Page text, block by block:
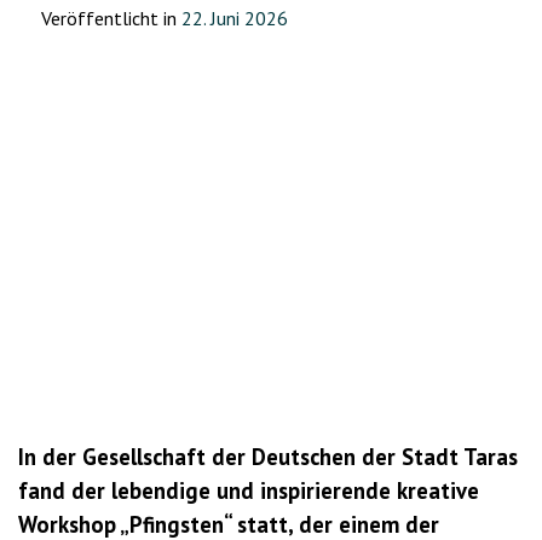
Veröffentlicht in 22. Juni 2026
In der Gesellschaft der Deutschen der Stadt Taras
fand der lebendige und inspirierende kreative
Workshop „Pfingsten“ statt, der einem der